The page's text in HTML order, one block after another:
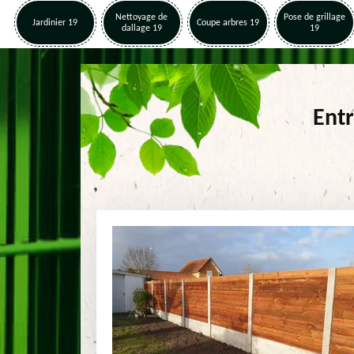
Jardinier 19
Nettoyage de
dallage 19
Coupe arbres 19
Pose de grillage
19